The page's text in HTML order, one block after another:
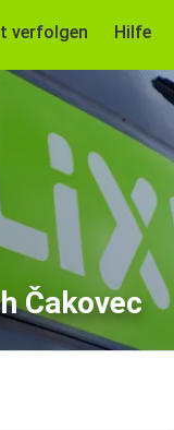
verfolgen Hilfe
Čakovec